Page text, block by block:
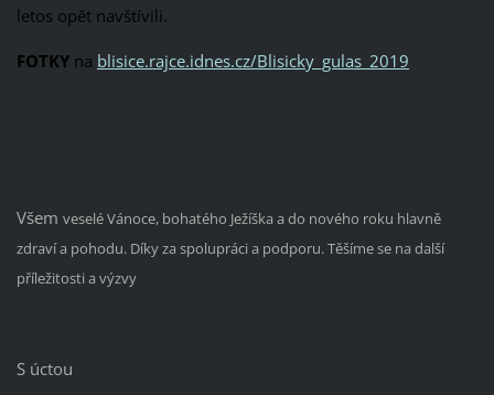
letos opět navštívili.
FOTKY na blisice.rajce.idnes.cz/Blisicky_gulas_2019
Všem veselé Vánoce, bohatého Ježíška a do nového roku hlavně
zdraví a pohodu. Díky za spolupráci a podporu. Těšíme se na další
příležitosti a výzvy
S úctou